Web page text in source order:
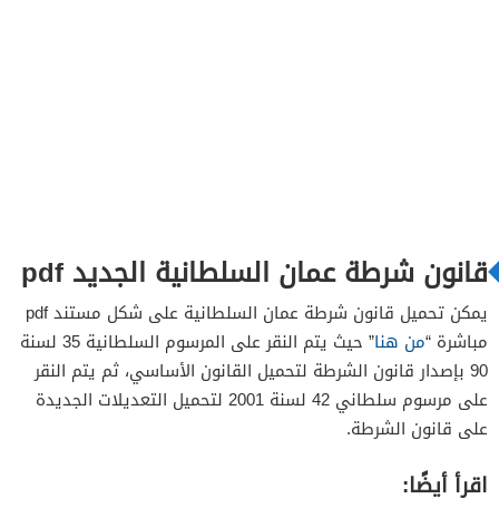
قانون شرطة عمان السلطانية الجديد pdf
يمكن تحميل قانون شرطة عمان السلطانية على شكل مستند pdf
مباشرة “من هنا
” حيث يتم النقر على المرسوم السلطانية 35 لسنة
90 بإصدار قانون الشرطة لتحميل القانون الأساسي، ثم يتم النقر
على مرسوم سلطاني 42 لسنة 2001 لتحميل التعديلات الجديدة
على قانون الشرطة.
اقرأ أيضًا: